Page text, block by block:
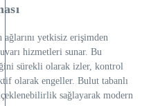
ağlarını yetkisiz erişimden
hizmetleri sunar. Bu
sürekli olarak izler, kontrol
olarak engeller. Bulut tabanlı
sağlayarak modern